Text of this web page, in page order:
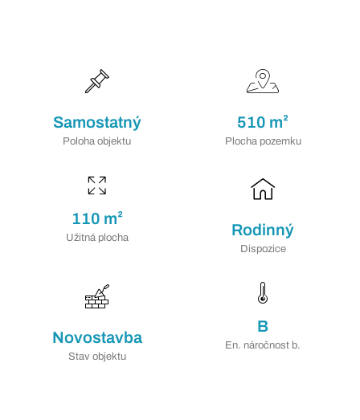
Samostatný
Poloha objektu
510 m²
Plocha pozemku
110 m²
Užitná plocha Rodinný
Dispozice
Novostavba
Stav objektu
B
En. náročnost b.